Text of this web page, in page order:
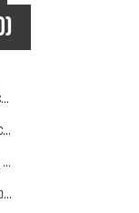
Edificación circular: qué es y cómo se aplica a la construcción
Impacto ambiental de los edificios: cómo calcularlo y comunicarlo
CO₂ equivalente: qué es, cómo se calcula y por qué cuenta más que la sola CO₂.
Cálculo de las emisiones de CO₂: una guía práctica para el sector de la construcción